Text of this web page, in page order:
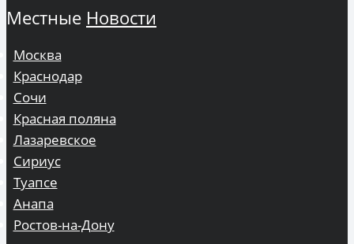
Местные Новости
Москва
Краснодар
Сочи
Красная поляна
Лазаревское
Сириус
Туапсе
Анапа
Ростов-на-Дону